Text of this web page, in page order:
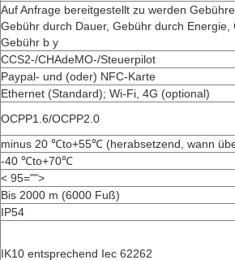
Auf Anfrage bereitgestellt zu werden
Gebühr durch Dauer, Gebühr durch Energie,
Gebühr b y
CCS2-/CHAdeMO-/Steuerpilot
Paypal- und (oder) NFC-Karte
Ethernet (Standard); Wi-Fi, 4G (optional)
OCPP1.6/OCPP2.0
minus 20 ℃to+55℃ (herabsetzend, wann
-40 ℃to+70℃
< 95="">
Bis 2000 m (6000 Fuß)
IP54
IK10 entsprechend Iec 62262